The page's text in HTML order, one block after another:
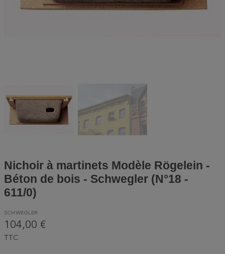
Nichoir à martinets Modèle Rögelein -
Béton de bois - Schwegler (N°18 -
611/0)
SCHWEGLER
104,00 €
TTC